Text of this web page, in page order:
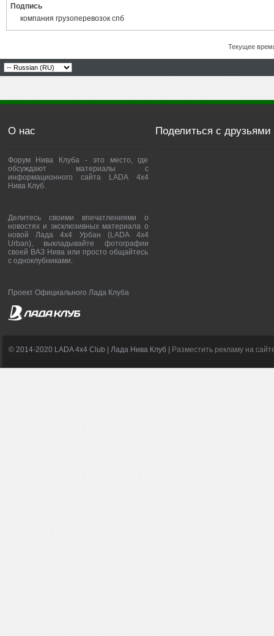
Подпись
компания грузоперевозок спб
Текущее
О нас
Форум Нива Клуба - это место, где
обсуждают материалы с
информационного сайта LADA 4x4
Нива Клуб.
Делитесь своими впечатлениями о
новостях и эксклюзивных материала о
новой Лада 4х4 Урбан (LADA 4x4
Urban), выкладывайте фотографии
своей ВАЗ Нива или просто общайтесь
с одноклубниками.
Проект Официального Лада Клуба
Поделиться с друзьями
© 2014-2020 LADA 4x4 Club | Лада Нива Клуб | Разместить рекламу на